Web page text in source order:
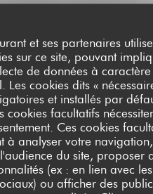
et ses partenaires
sur ce site, pouvant
de données à caractère
Les cookies dits «
et installés par
cookies facultatifs
Ces cookies
à analyser votre navigation,
du site, proposer
(ex : en lien avec les
ou afficher des
4
4/5 CUISINE :
vingt ans : c'est toujours